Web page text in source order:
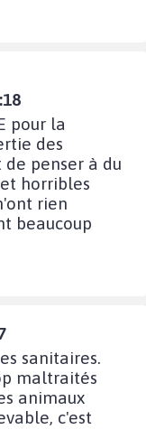
pour la
des
penser à du
et horribles
rien
beaucoup
sanitaires.
maltraités
animaux
c'est